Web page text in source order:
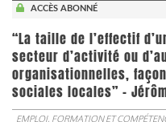
ACCÈS ABONNÉ
“La taille de l’effectif
secteur d’activité ou
organisationnelles,
sociales locales” -
EMPLOI, FORMATION ET